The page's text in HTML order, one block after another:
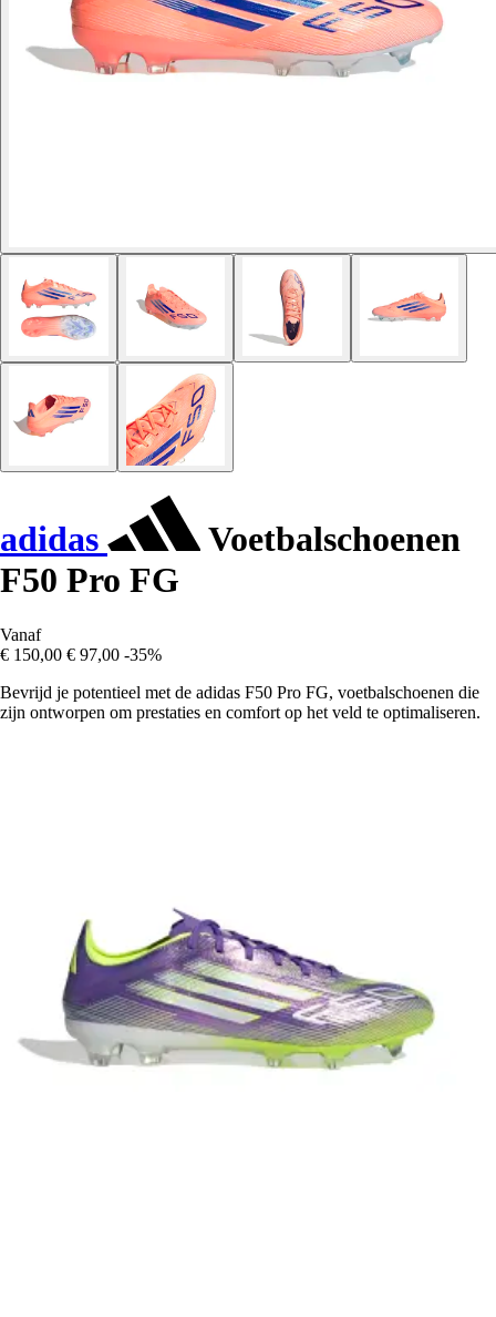
adidas
Voetbalschoenen
F50 Pro FG
Vanaf
€ 150,00 € 97,00 -35%
Bevrijd je potentieel met de adidas F50 Pro FG, voetbalschoenen die
zijn ontworpen om prestaties en comfort op het veld te optimaliseren.